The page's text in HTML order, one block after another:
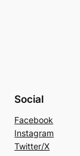
Social
Facebook
Instagram
Twitter/X